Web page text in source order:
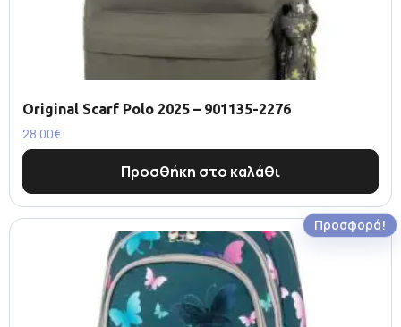
Original Scarf Polo 2025 – 901135-2276
28.00€
Προσθήκη στο καλάθι
Προσφορά!